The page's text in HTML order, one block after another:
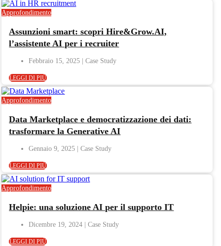
Approfondimento
Assunzioni smart: scopri Hire&Grow.AI,
l’assistente AI per i recruiter
Febbraio 15, 2025
LEGGI DI PIÙ
Approfondimento
Data Marketplace e democratizzazione dei dati:
trasformare la Generative AI
Gennaio 9, 2025
LEGGI DI PIÙ
Approfondimento
Helpie: una soluzione AI per il supporto IT
Dicembre 19, 2024
LEGGI DI PIÙ